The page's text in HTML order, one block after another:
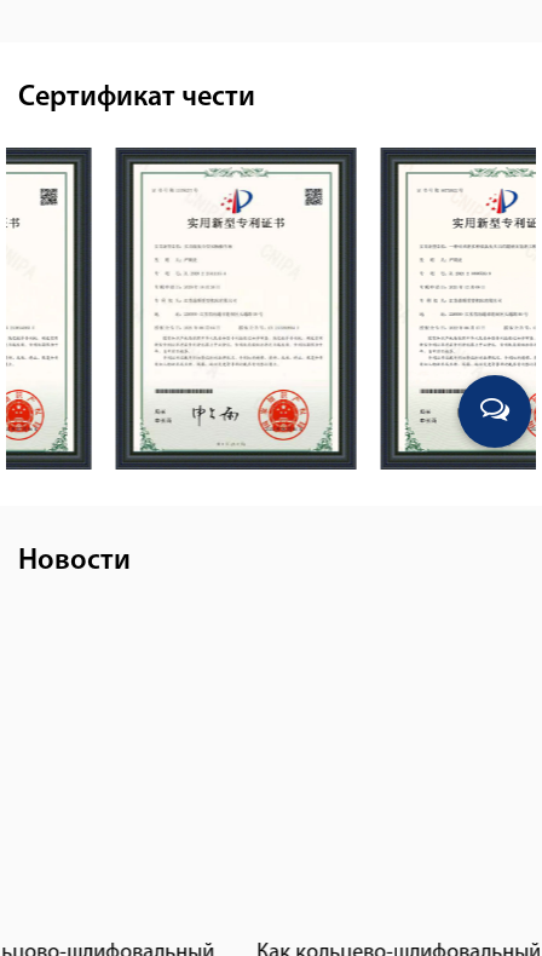
Сертификат чести
Новости